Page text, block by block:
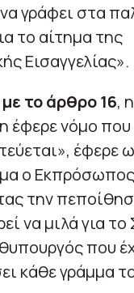
γράφει στα
το αίτημα της
Εισαγγελίας».
το άρθρο 16,
έφερε νόμο που
έφερε
ο
την
να μιλά για
που
κάθε γράμμα